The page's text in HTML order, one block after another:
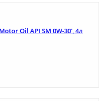
Oil API SM 0W-30', 4л